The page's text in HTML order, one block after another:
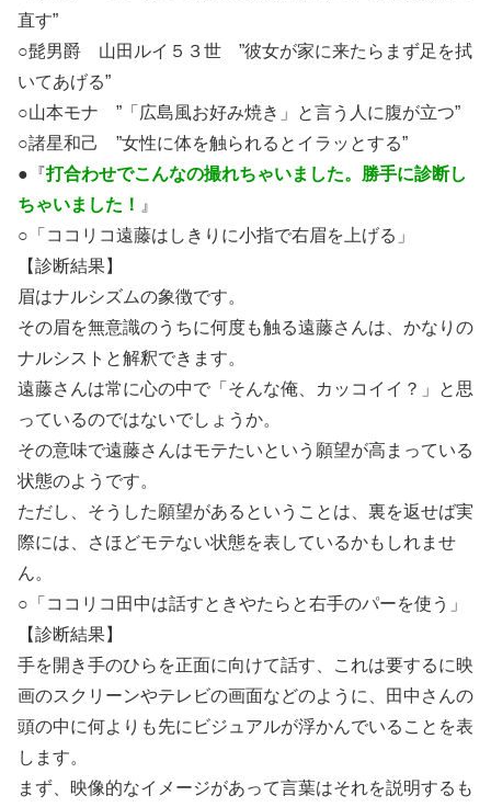
直す”
○髭男爵 山田ルイ５３世 ”彼女が家に来たらまず足を拭
いてあげる”
○山本モナ ”「広島風お好み焼き」と言う人に腹が立つ”
○諸星和己 ”女性に体を触られるとイラッとする”
●『打合わせでこんなの撮れちゃいました。勝手に診断し
ちゃいました！ 』
○「ココリコ遠藤はしきりに小指で右眉を上げる」
【診断結果】
眉はナルシズムの象徴です。
その眉を無意識のうちに何度も触る遠藤さんは、かなりの
ナルシストと解釈できます。
遠藤さんは常に心の中で「そんな俺、カッコイイ？」と思
っているのではないでしょうか。
その意味で遠藤さんはモテたいという願望が高まっている
状態のようです。
ただし、そうした願望があるということは、裏を返せば実
際には、さほどモテない状態を表しているかもしれませ
ん。
○「ココリコ田中は話すときやたらと右手のパーを使う」
【診断結果】
手を開き手のひらを正面に向けて話す、これは要するに映
画のスクリーンやテレビの画面などのように、田中さんの
頭の中に何よりも先にビジュアルが浮かんでいることを表
します。
まず、映像的なイメージがあって言葉はそれを説明するも